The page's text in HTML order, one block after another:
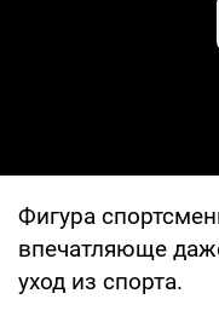
Фигура
впечатляюще
уход из спорта.